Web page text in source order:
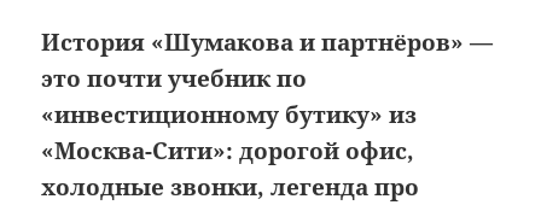
История «Шумакова и партнёров» —
это почти учебник по
«инвестиционному бутику» из
«Москва-Сити»: дорогой офис,
холодные звонки, легенда про